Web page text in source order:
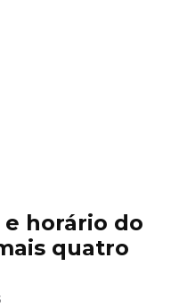
horário do
quatro